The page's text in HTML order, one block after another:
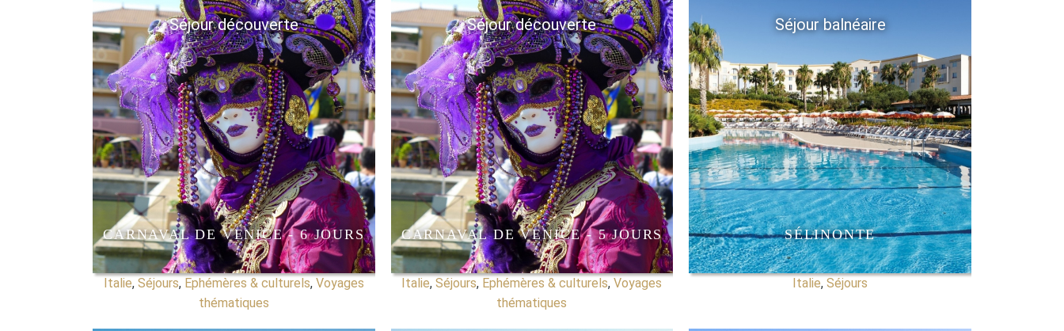
Séjour découverte
CARNAVAL DE VENICE - 6 JOURS
Italie, Séjours, Ephémères & culturels, Voyages
thématiques
Séjour découverte
CARNAVAL DE VENICE - 5 JOURS
Italie,Séjours, Ephémères & culturels,Voyages
thématiques
Séjour balnéaire
SÉLINONTE
Italie,Séjours